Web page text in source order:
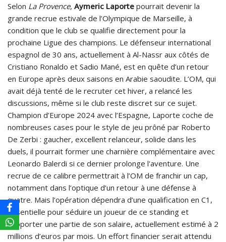
Selon La Provence, Aymeric Laporte pourrait devenir la
grande recrue estivale de l’Olympique de Marseille, à
condition que le club se qualifie directement pour la
prochaine Ligue des champions. Le défenseur international
espagnol de 30 ans, actuellement à Al-Nassr aux côtés de
Cristiano Ronaldo et Sadio Mané, est en quête d’un retour
en Europe après deux saisons en Arabie saoudite. L’OM, qui
avait déjà tenté de le recruter cet hiver, a relancé les
discussions, même si le club reste discret sur ce sujet.
Champion d’Europe 2024 avec l’Espagne, Laporte coche de
nombreuses cases pour le style de jeu prôné par Roberto
De Zerbi : gaucher, excellent relanceur, solide dans les
duels, il pourrait former une charnière complémentaire avec
Leonardo Balerdi si ce dernier prolonge l'aventure. Une
recrue de ce calibre permettrait à l’OM de franchir un cap,
notamment dans l’optique d’un retour à une défense à
quatre. Mais l’opération dépendra d’une qualification en C1,
essentielle pour séduire un joueur de ce standing et
supporter une partie de son salaire, actuellement estimé à 2
millions d’euros par mois. Un effort financier serait attendu